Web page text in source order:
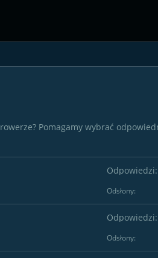
Pomagamy wybrać
Odpowiedzi
Odsłony
Odpowiedzi
Odsłony